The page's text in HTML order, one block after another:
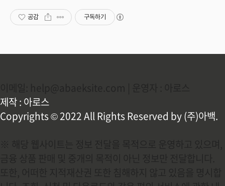
공감 구독하기
제작 : 아로스
Copyrights © 2022 All Rights Reserved by (주)아백.